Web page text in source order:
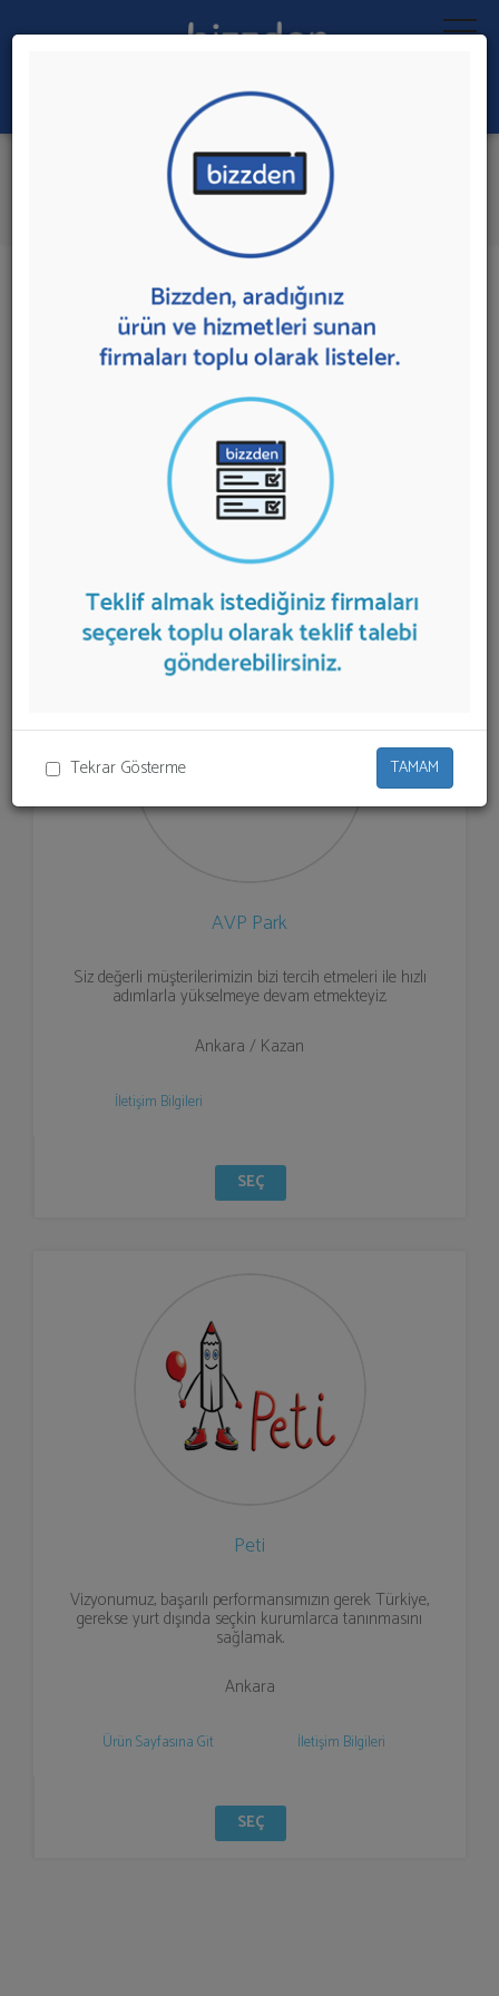
Tekrar Gösterme TAMAM
Ara:
Park ve Bahçe Oyuncakları
İlk 2 Firmadan Teklif İste
2 sonuç bulundu.
Park ve Bahçe Oyuncakları
firmalar aşağıda listelenmektedir.
Park ve Bahçe
teklifi almak için listeden seçim yapıp ya da
"İlk 5 Firmadan Teklif İste" kısmından toplu olarak teklif
talebinizi firmalara aktarabilirsiniz.
AVP Park
Siz değerli müşterilerimizin bizi tercih etmeleri ile hızlı
adımlarla yükselmeye devam etmekteyiz.
Ankara / Kazan
İletişim Bilgileri
SEÇ
Peti
Vizyonumuz, başarılı performansımızın gerek Türkiye,
gerekse yurt dışında seçkin kurumlarca tanınmasını
sağlamak.
Ankara
Ürün Sayfasına Git İletişim Bilgileri
SEÇ